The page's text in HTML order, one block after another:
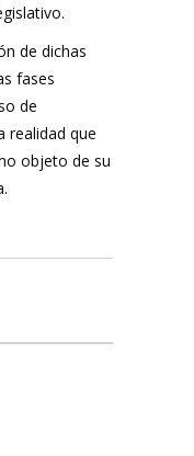
de dichas
fases
de
realidad que
objeto de su